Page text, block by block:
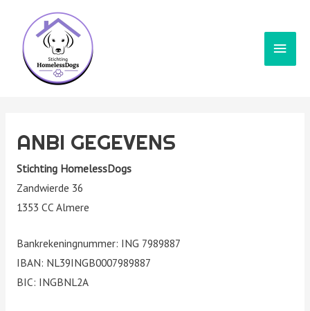
ANBI GEGEVENS
Stichting HomelessDogs
Zandwierde 36
1353 CC Almere
Bankrekeningnummer: ING 7989887
IBAN: NL39INGB0007989887
BIC: INGBNL2A